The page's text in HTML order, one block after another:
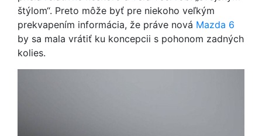
štýlom“. Preto môže byť pre niekoho veľkým
prekvapením informácia, že práve nová Mazda 6
by sa mala vrátiť ku koncepcii s pohonom zadných
kolies.